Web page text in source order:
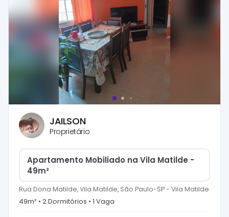
JAILSON
Proprietário
Apartamento Mobiliado na Vila Matilde -
49m²
Rua Dona Matilde, Vila Matilde, São Paulo-SP- Vila Matilde
49m² • 2Dormitórios • 1 Vaga